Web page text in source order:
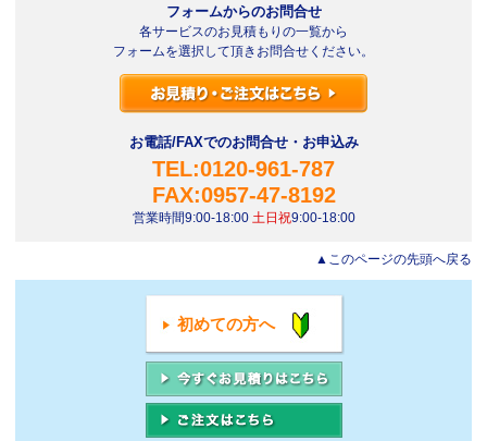
フォームからのお問合せ
各サービスのお見積もりの一覧から
フォームを選択して頂きお問合せください。
お電話/FAXでのお問合せ・お申込み
TEL:0120-961-787
FAX:0957-47-8192
営業時間9:00-18:00 土日祝9:00-18:00
▲このページの先頭へ戻る
初めての方へ